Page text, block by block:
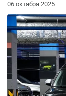
06 октября 2025